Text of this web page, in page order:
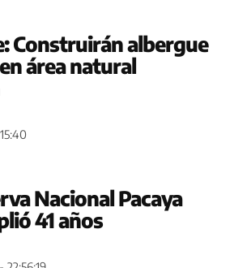
Construirán albergue
área natural
Nacional Pacaya
41 años